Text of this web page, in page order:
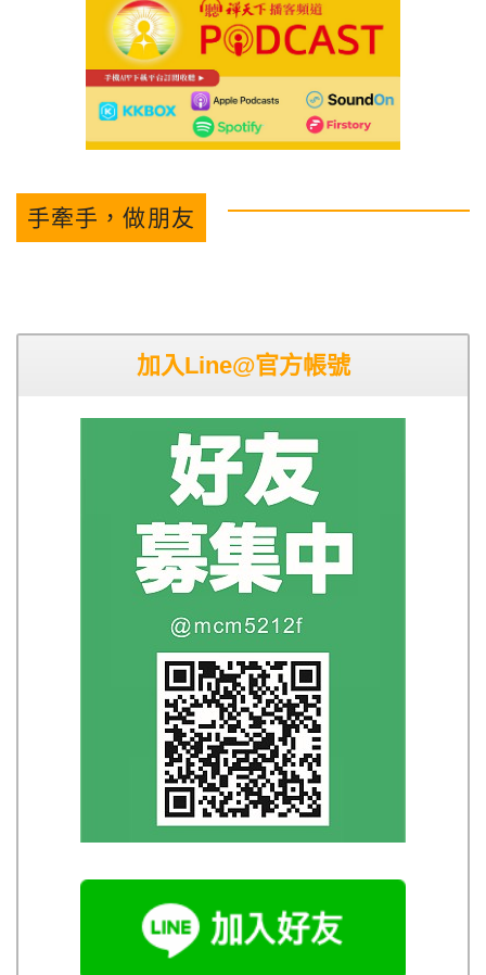
手牽手，做朋友
加入Line@官方帳號